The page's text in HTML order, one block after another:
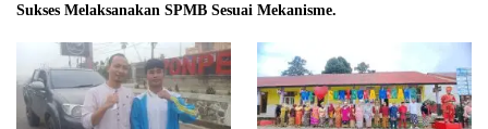
Sukses Melaksanakan SPMB Sesuai Mekanisme.